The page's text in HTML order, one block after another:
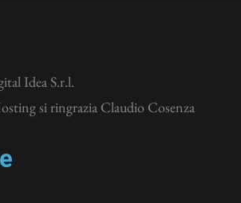
Idea S.r.l.
si ringrazia Claudio Cosenza